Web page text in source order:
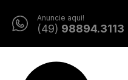
Anuncie aqui!
(49) 98894.3113